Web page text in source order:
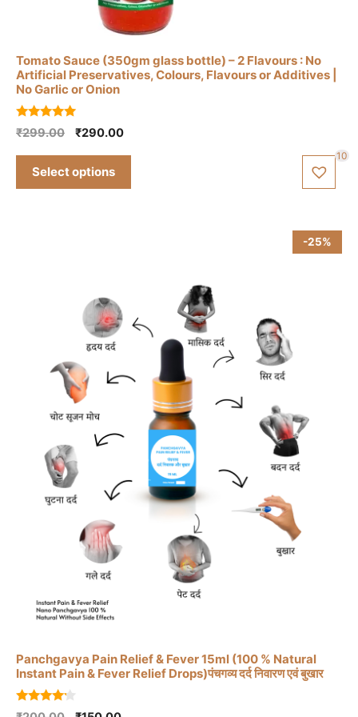
Tomato Sauce (350gm glass bottle) – 2 Flavours : No
Artificial Preservatives, Colours, Flavours or Additives |
No Garlic or Onion
5.00
out of 5
₹299.00
Original
was:
₹299.00.
₹290.00Current
Select options
multiple
variants.
The
options
10
-25%
Panchgavya Pain Relief & Fever 15ml (100 % Natural
Instant Pain & Fever Relief Drops)पंचगव्य दर्द निवारण एवं बुखार
4.00